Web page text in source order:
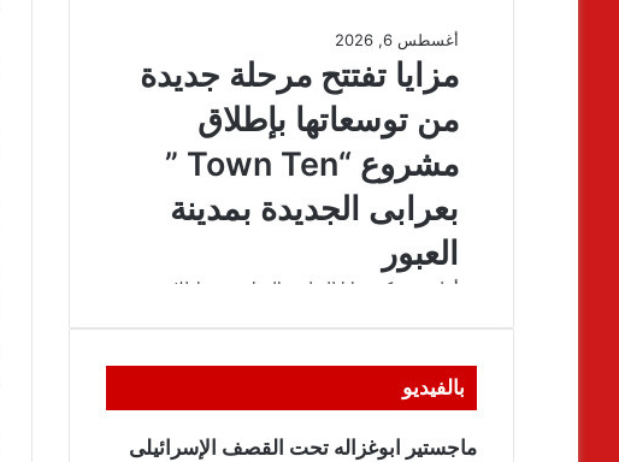
بالفيديو
ماجستير ابوغزاله تحت القصف الإسرائيلى